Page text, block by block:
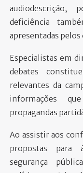
audiodescrição,
deficiência
apresentadas pelos
Especialistas em
debates
relevantes da
informações
propagandas
Ao assistir aos
propostas para
segurança